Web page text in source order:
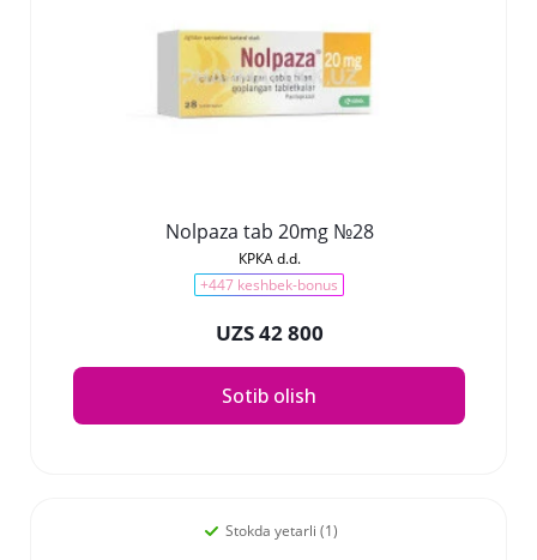
Nolpaza tab 20mg №28
КРКА d.d.
+447 keshbek-bonus
UZS 42 800
Sotib olish
Stokda yetarli (1)